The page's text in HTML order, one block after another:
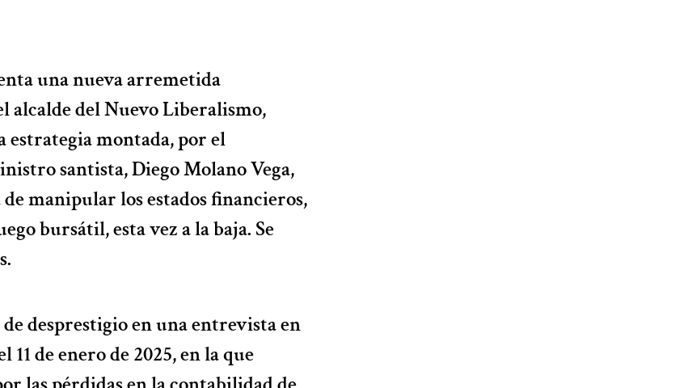
una nueva arremetida
alcalde del Nuevo Liberalismo,
estrategia montada, por el
santista, Diego Molano Vega,
manipular los estados financieros,
bursátil, esta vez a la baja. Se
desprestigio en una entrevista en
de enero de 2025, en la que